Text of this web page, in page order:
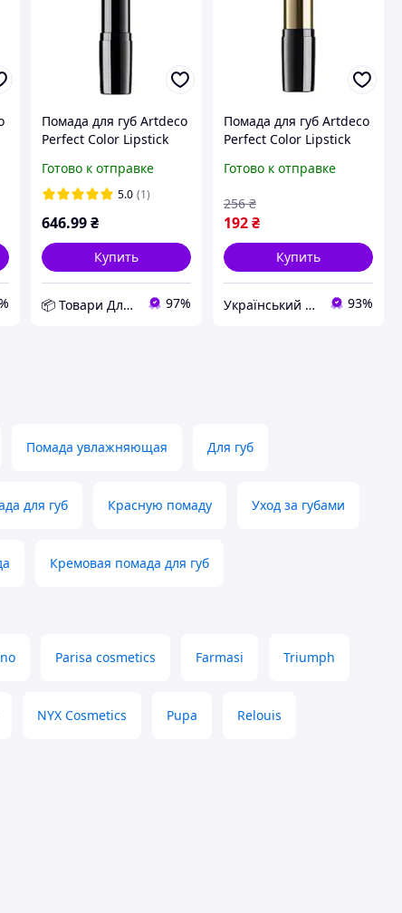
Помада для губ Artdeco
Perfect Color Lipstick
Готово к отправке
5.0 (1)
646.99 ₴
Купить
📦 Товари Для Дому 97%
Помада для губ Artdeco
Perfect Color Lipstick
Готово к отправке
192₴
256 ₴
Купить
Український Кошик 93%
Помада увлажняющая Для губ
для губ Красную помаду Уход за губами
Кремовая помада для губ
Parisa cosmetics Farmasi Triumph
NYX Cosmetics Pupa Relouis